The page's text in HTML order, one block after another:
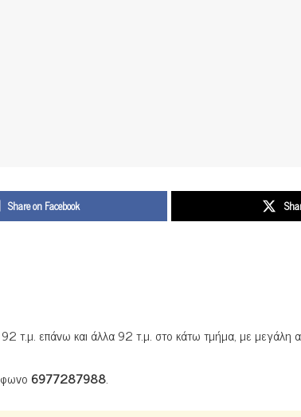
Share on Facebook
τ.μ. επάνω και άλλα 92 τ.μ. στο κάτω τμήμα, με μεγάλη
6977287988.